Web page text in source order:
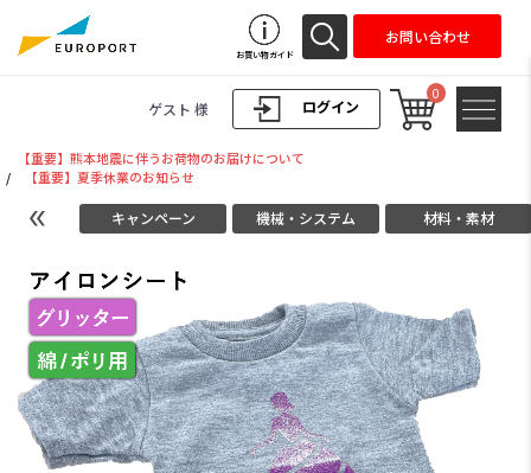
ログイン
ゲスト 様
0
お買い物ガイド
お問い合わせ
【重要】熊本地震に伴うお荷物のお届けについて
/
【重要】夏季休業のお知らせ
キャンペーン 機械・システム 材料・素材